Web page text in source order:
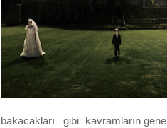
bakacakları gibi kavramların